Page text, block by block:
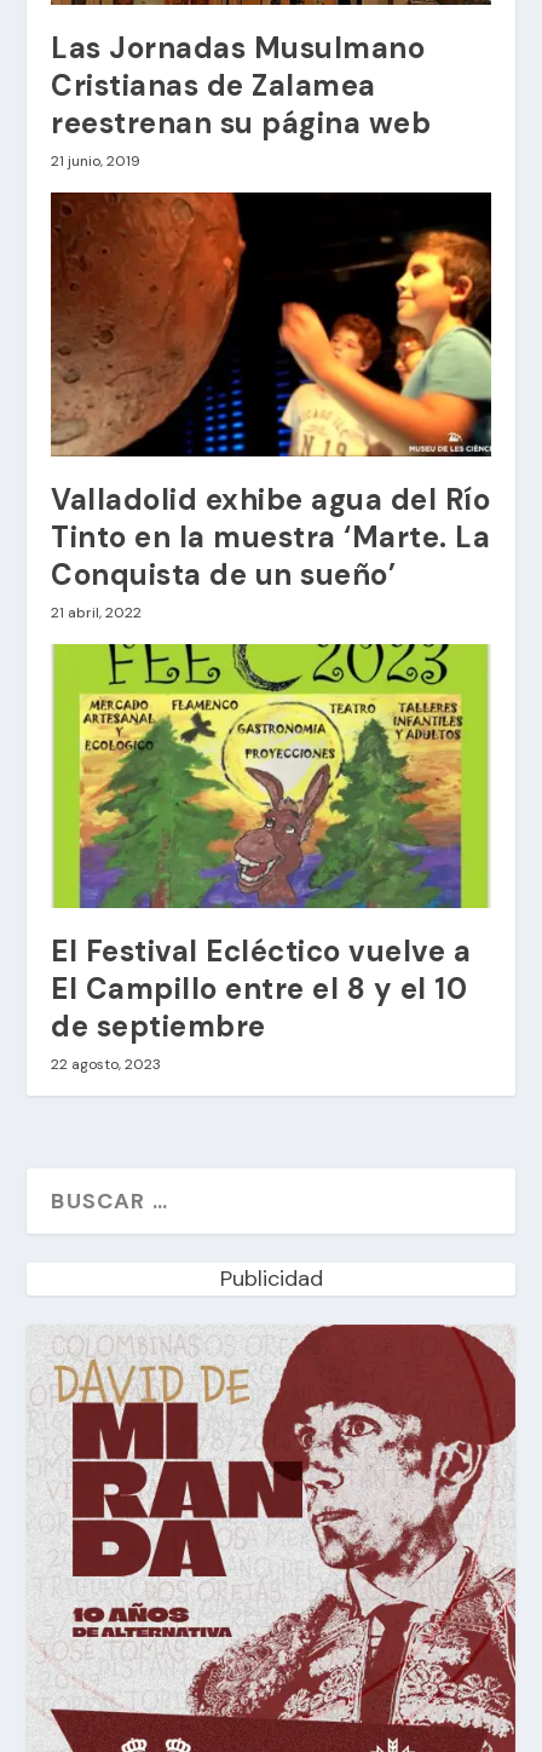
Las Jornadas Musulmano
Cristianas de Zalamea
reestrenan su página web
21 junio, 2019
Valladolid exhibe agua del Río
Tinto en la muestra ‘Marte. La
Conquista de un sueño’
21 abril, 2022
El Festival Ecléctico vuelve a
El Campillo entre el 8 y el 10
de septiembre
22 agosto, 2023
Publicidad